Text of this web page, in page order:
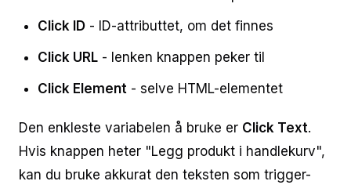
Click ID - ID-attributtet, om det finnes
Click URL - lenken knappen peker til
Click Element - selve HTML-elementet
Den enkleste variabelen å bruke er Click Text.
Hvis knappen heter "Legg produkt i handlekurv",
kan du bruke akkurat den teksten som trigger-